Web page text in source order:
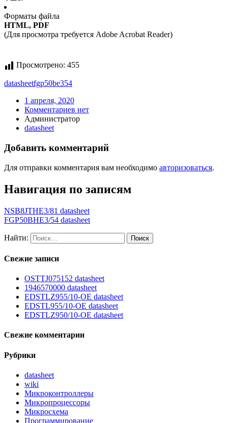
Форматы файла
HTML, PDF
(Для просмотра требуется Adobe Acrobat Reader)
Просмотрено: 455
datasheetfgp50be354
1 апреля, 2020
Комментариев нет
Администратор
datasheet
Добавить комментарий
Для отправки комментария вам необходимо авторизоваться.
Навигация по записям
NSB8JTHE3/81 datasheet
FGP50BHE3/54 datasheet
Найти:
Свежие записи
OSTTJ075152 datasheet
1946570000 datasheet
EDSTLZ955/10-OE datasheet
EDSTL955/10-OE datasheet
EDSTLZ950/10-OE datasheet
Свежие комментарии
Рубрики
datasheet
wiki
Микроконтроллеры
Микропроцессоры
Микросхема
Программирование